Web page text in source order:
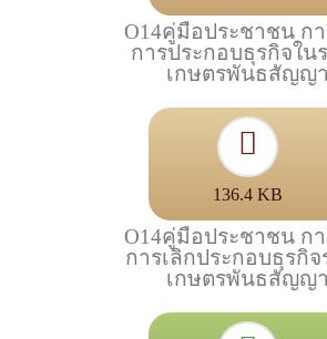
O14คู่มือประชาชน กา
การประกอบธุรกิจใน
เกษตรพันธสัญญา
136.4 KB
O14คู่มือประชาชน กา
การเลิกประกอบธุรกิจ
เกษตรพันธสัญญา